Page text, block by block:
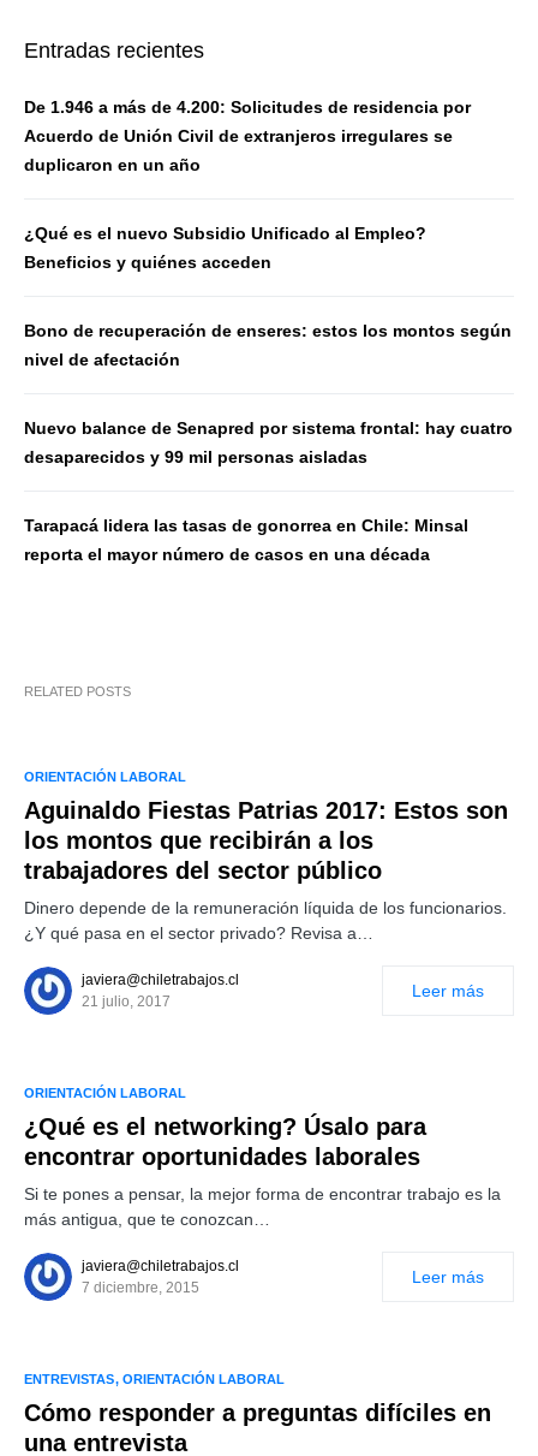
Entradas recientes
De 1.946 a más de 4.200: Solicitudes de residencia por
Acuerdo de Unión Civil de extranjeros irregulares se
duplicaron en un año
¿Qué es el nuevo Subsidio Unificado al Empleo?
Beneficios y quiénes acceden
Bono de recuperación de enseres: estos los montos según
nivel de afectación
Nuevo balance de Senapred por sistema frontal: hay cuatro
desaparecidos y 99 mil personas aisladas
Tarapacá lidera las tasas de gonorrea en Chile: Minsal
reporta el mayor número de casos en una década
RELATED POSTS
ORIENTACIÓN LABORAL
Aguinaldo Fiestas Patrias 2017: Estos son
los montos que recibirán a los
trabajadores del sector público
Dinero depende de la remuneración líquida de los funcionarios.
¿Y qué pasa en el sector privado? Revisa a…
javiera@chiletrabajos.cl
21 julio, 2017
Leer más
ORIENTACIÓN LABORAL
¿Qué es el networking? Úsalo para
encontrar oportunidades laborales
Si te pones a pensar, la mejor forma de encontrar trabajo es la
más antigua, que te conozcan…
javiera@chiletrabajos.cl
7 diciembre, 2015
Leer más
ENTREVISTAS ORIENTACIÓN LABORAL
Cómo responder a preguntas difíciles en
una entrevista